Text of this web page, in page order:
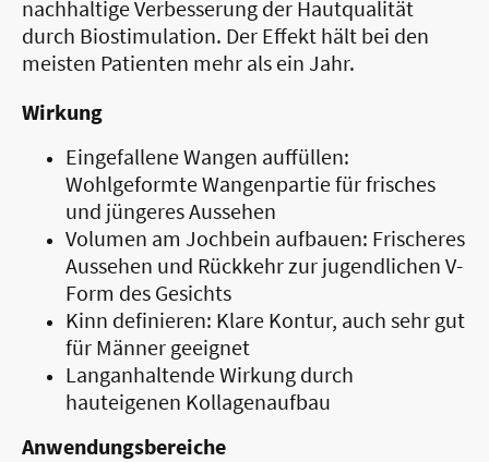
nachhaltige Verbesserung der Hautqualität
durch Biostimulation. Der Effekt hält bei den
meisten Patienten mehr als ein Jahr.
Wirkung
Eingefallene Wangen auffüllen:
Wohlgeformte Wangenpartie für frisches
und jüngeres Aussehen
Volumen am Jochbein aufbauen: Frischeres
Aussehen und Rückkehr zur jugendlichen V-
Form des Gesichts
Kinn definieren: Klare Kontur, auch sehr gut
für Männer geeignet
Langanhaltende Wirkung durch
hauteigenen Kollagenaufbau
Anwendungsbereiche